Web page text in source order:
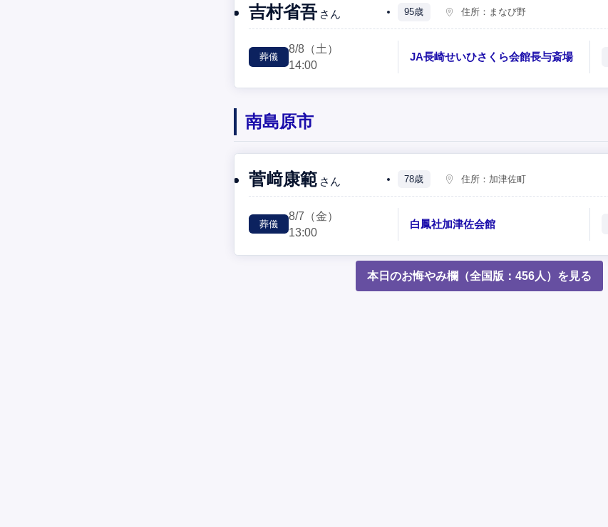
吉村省吾 さん 95歳 住所： まなび野
葬儀
8/8 （土）
14:00
JA長崎せいひさくら会館長与斎場
南島原市
菅﨑康範 さん 78歳 住所： 加津佐町
葬儀
8/7 （金）
13:00
白鳳社加津佐会館
本日のお悔やみ欄（全国版：456人）を見る